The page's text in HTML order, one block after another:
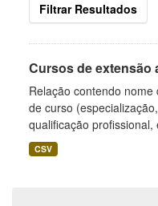
Filtrar Resultados
Cursos de extensão
Relação contendo
de curso
qualificação profissional,
CSV